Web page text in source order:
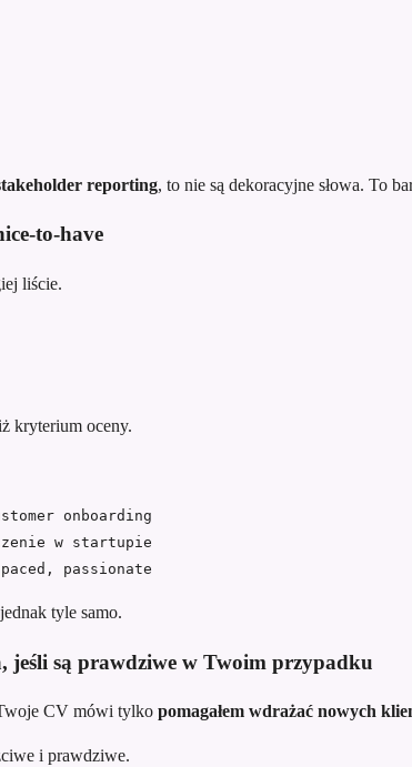
reporting, to nie są dekoracyjne słowa. To
to-have
liście.
kryterium oceny.
onboarding
w startupie
passionate
tyle samo.
jeśli są prawdziwe w Twoim przypadku
CV mówi tylko pomagałem wdrażać nowych
i prawdziwe.